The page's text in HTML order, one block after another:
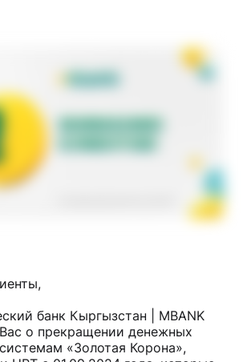
банк Кыргызстан | MBANK
о прекращении денежных
«Золотая Корона»,